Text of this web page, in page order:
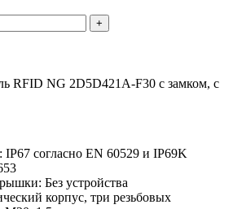
+
RFID NG 2D5D421A-F30 с замком, с
согласно EN 60529 и IP69K
Без устройства
корпус, три резьбовых